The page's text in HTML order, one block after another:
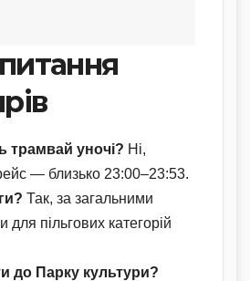
трамвай уночі? Ні,
— близько 23:00–23:53.
Так, за загальними
для пільгових категорій
до Парку культури?